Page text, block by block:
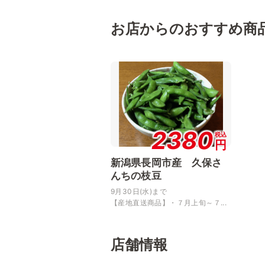
お店からのおすすめ商
2380税込
円
新潟県長岡市産 久保さ
んちの枝豆
9月30日(水)まで
【産地直送商品】・７月上旬～７...
店舗情報